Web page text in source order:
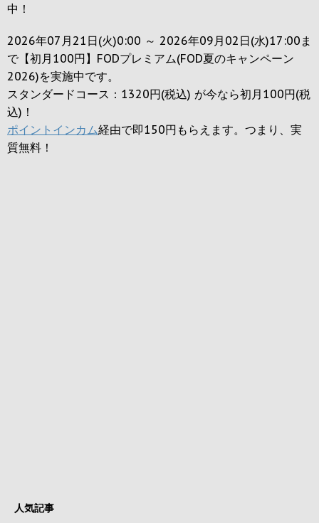
中！
2026年07月21日(火)0:00 ～ 2026年09月02日(水)17:00ま
で【初月100円】FODプレミアム(FOD夏のキャンペーン
2026)を実施中です。
スタンダードコース：1320円(税込) が今なら初月100円(税
込)！
ポイントインカム経由で即150円もらえます。つまり、実
質無料！
人気記事